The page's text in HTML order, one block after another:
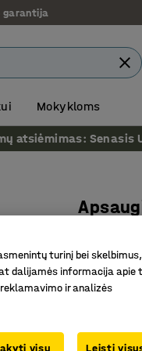
garantija
Mokykloms
atsiėmimas: Senasis
Prekės
Apsauga
turinį bei
dalijamės informacija apie
ir analizės